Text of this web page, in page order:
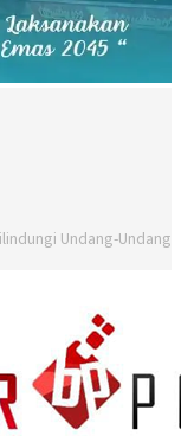
Undang-Undang